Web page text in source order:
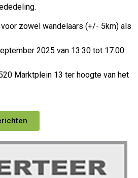
zowel wandelaars (+/- 5km) als
2025 van 13.30 tot 17.00
Marktplein 13 ter hoogte van het